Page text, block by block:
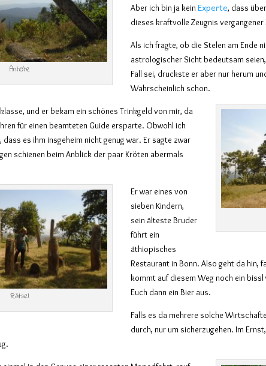
Anhöhe
Aber ich bin ja keinExperte, dass
dieses kraftvolle Zeugnis
Als ich fragte, ob die Stelen am Ende
astrologischer Sicht bedeutsam
Fall sei, druckste er aber nur herum
Wahrscheinlich schon.
und er bekam ein schönes Trinkgeld von mir, da
für einen beamteten Guide ersparte. Obwohl ich
dass es ihm insgeheim nicht genug war. Er sagte zwar
schienen beim Anblick der paar Kröten abermals
Rätsel
Er war eines von
sieben Kindern,
sein älteste Bruder
führt ein
äthiopisches
Restaurant in Bonn. Also geht da hin,
kommt auf diesem Weg noch ein bissl
Euch dann ein Bier aus.
Falls es da mehrere solche
durch, nur um sicherzugehen. Im